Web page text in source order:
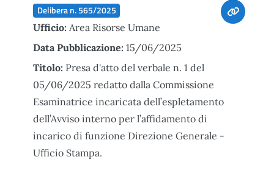
Delibera n. 565/2025
Ufficio: Area Risorse Umane
Data Pubblicazione: 15/06/2025
Titolo: Presa d'atto del verbale n. 1 del
05/06/2025 redatto dalla Commissione
Esaminatrice incaricata dell’espletamento
dell’Avviso interno per l’affidamento di
incarico di funzione Direzione Generale -
Ufficio Stampa.